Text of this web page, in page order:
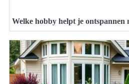
Welke hobby helpt je ontspannen